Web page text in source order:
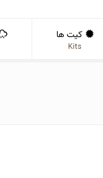
کیت ها
Kits